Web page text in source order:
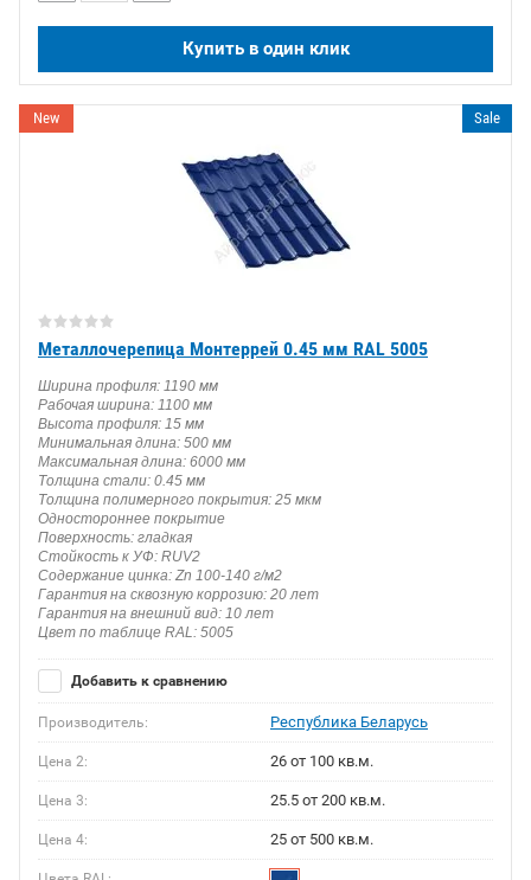
Купить в один клик
New Sale
Металлочерепица Монтеррей 0.45 мм RAL 5005
Ширина профиля: 1190 мм
Рабочая ширина: 1100 мм
Высота профиля: 15 мм
Минимальная длина: 500 мм
Максимальная длина: 6000 мм
Толщина стали: 0.45 мм
Толщина полимерного покрытия: 25 мкм
Одностороннее покрытие
Поверхность: гладкая
Стойкость к УФ: RUV2
Содержание цинка: Zn 100-140 г/м2
Гарантия на сквозную коррозию: 20 лет
Гарантия на внешний вид: 10 лет
Цвет по таблице RAL: 5005
Добавить к сравнению
Производитель: Республика Беларусь
Цена 2: 26 от 100 кв.м.
Цена 3: 25.5 от 200 кв.м.
Цена 4: 25 от 500 кв.м.